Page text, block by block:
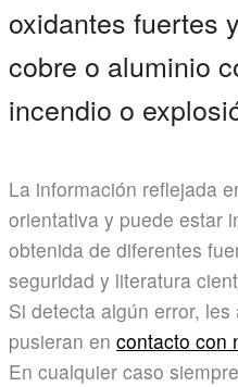
oxidantes fuertes
cobre o aluminio
incendio o
La información reflejada
orientativa y puede estar
obtenida de diferentes
seguridad y literatura
Si detecta algún error,
pusieran en contacto con
En cualquier caso